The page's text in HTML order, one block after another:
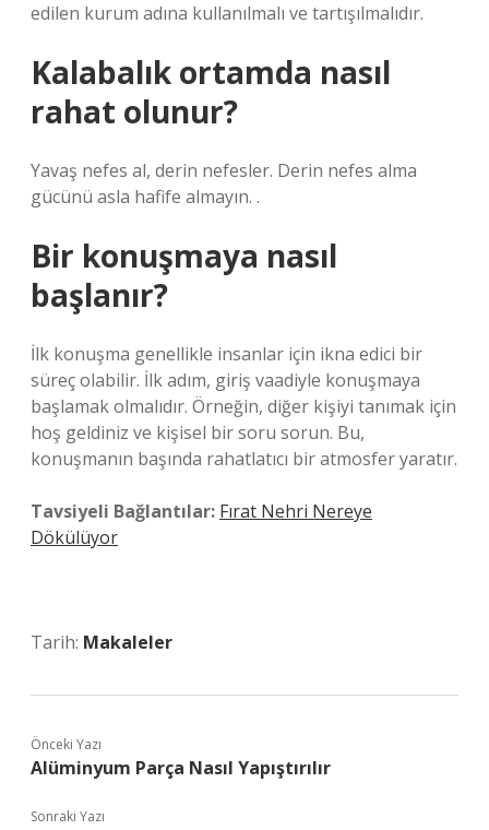
edilen kurum adına kullanılmalı ve tartışılmalıdır.
Kalabalık ortamda nasıl
rahat olunur?
Yavaş nefes al, derin nefesler. Derin nefes alma
gücünü asla hafife almayın. .
Bir konuşmaya nasıl
başlanır?
İlk konuşma genellikle insanlar için ikna edici bir
süreç olabilir. İlk adım, giriş vaadiyle konuşmaya
başlamak olmalıdır. Örneğin, diğer kişiyi tanımak için
hoş geldiniz ve kişisel bir soru sorun. Bu,
konuşmanın başında rahatlatıcı bir atmosfer yaratır.
Tavsiyeli Bağlantılar: Fırat Nehri Nereye
Dökülüyor
Tarih: Makaleler
Önceki Yazı
Alüminyum Parça Nasıl Yapıştırılır
Sonraki Yazı